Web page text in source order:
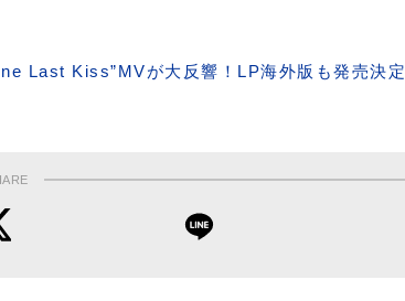
Last Kiss”MVが大反響！LP海外版も発売決定